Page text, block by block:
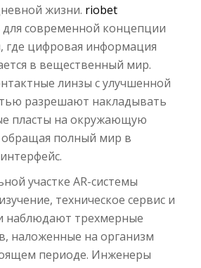
жизни. riobet
для современной концепции
где цифровая информация
в вещественный мир.
линзы с улучшенной
разрешают накладывать
пласты на окружающую
обращая полный мир в
участке AR-системы
техническое сервис и
наблюдают трехмерные
наложенные на организм
периоде. Инженеры